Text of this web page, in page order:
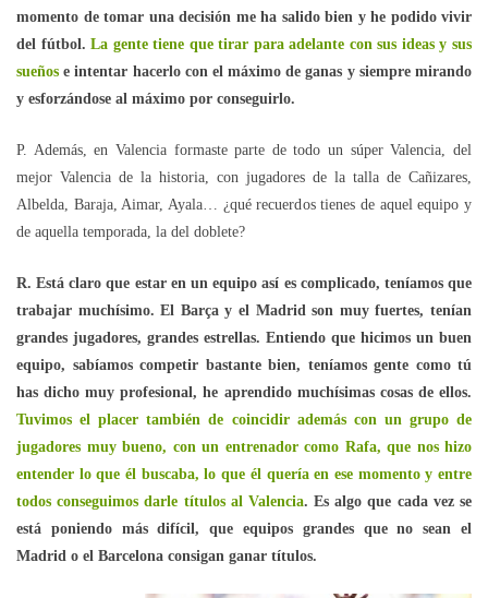
momento de tomar una decisión me ha salido bien y he podido vivir
del fútbol.La gente tiene que tirar para adelante con sus ideas y sus
sueños e intentar hacerlo con el máximo de ganas y siempre mirando
y esforzándose al máximo por conseguirlo.
P. Además, en Valencia formaste parte de todo un súper Valencia, del
mejor Valencia de la historia, con jugadores de la talla de Cañizares,
Albelda, Baraja, Aimar, Ayala… ¿qué recuerdos tienes de aquel equipo y
de aquella temporada, la del doblete?
R. Está claro que estar en un equipo así es complicado, teníamos que
trabajar muchísimo. El Barça y el Madrid son muy fuertes, tenían
grandes jugadores, grandes estrellas. Entiendo que hicimos un buen
equipo, sabíamos competir bastante bien, teníamos gente como tú
has dicho muy profesional, he aprendido muchísimas cosas de ellos.
Tuvimos el placer también de coincidir además con un grupo de
jugadores muy bueno, con un entrenador como Rafa, que nos hizo
entender lo que él buscaba, lo que él quería en ese momento y entre
todos conseguimos darle títulos al Valencia. Es algo que cada vez se
está poniendo más difícil, que equipos grandes que no sean el
Madrid o el Barcelona consigan ganar títulos.